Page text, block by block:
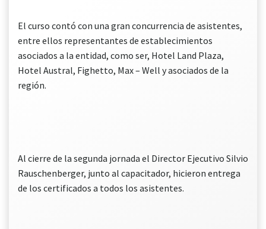
El curso contó con una gran concurrencia de asistentes,
entre ellos representantes de establecimientos
asociados a la entidad, como ser, Hotel Land Plaza,
Hotel Austral, Fighetto, Max – Well y asociados de la
región.
Al cierre de la segunda jornada el Director Ejecutivo Silvio
Rauschenberger, junto al capacitador, hicieron entrega
de los certificados a todos los asistentes.